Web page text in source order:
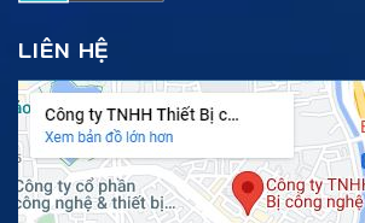
LIÊN HỆ